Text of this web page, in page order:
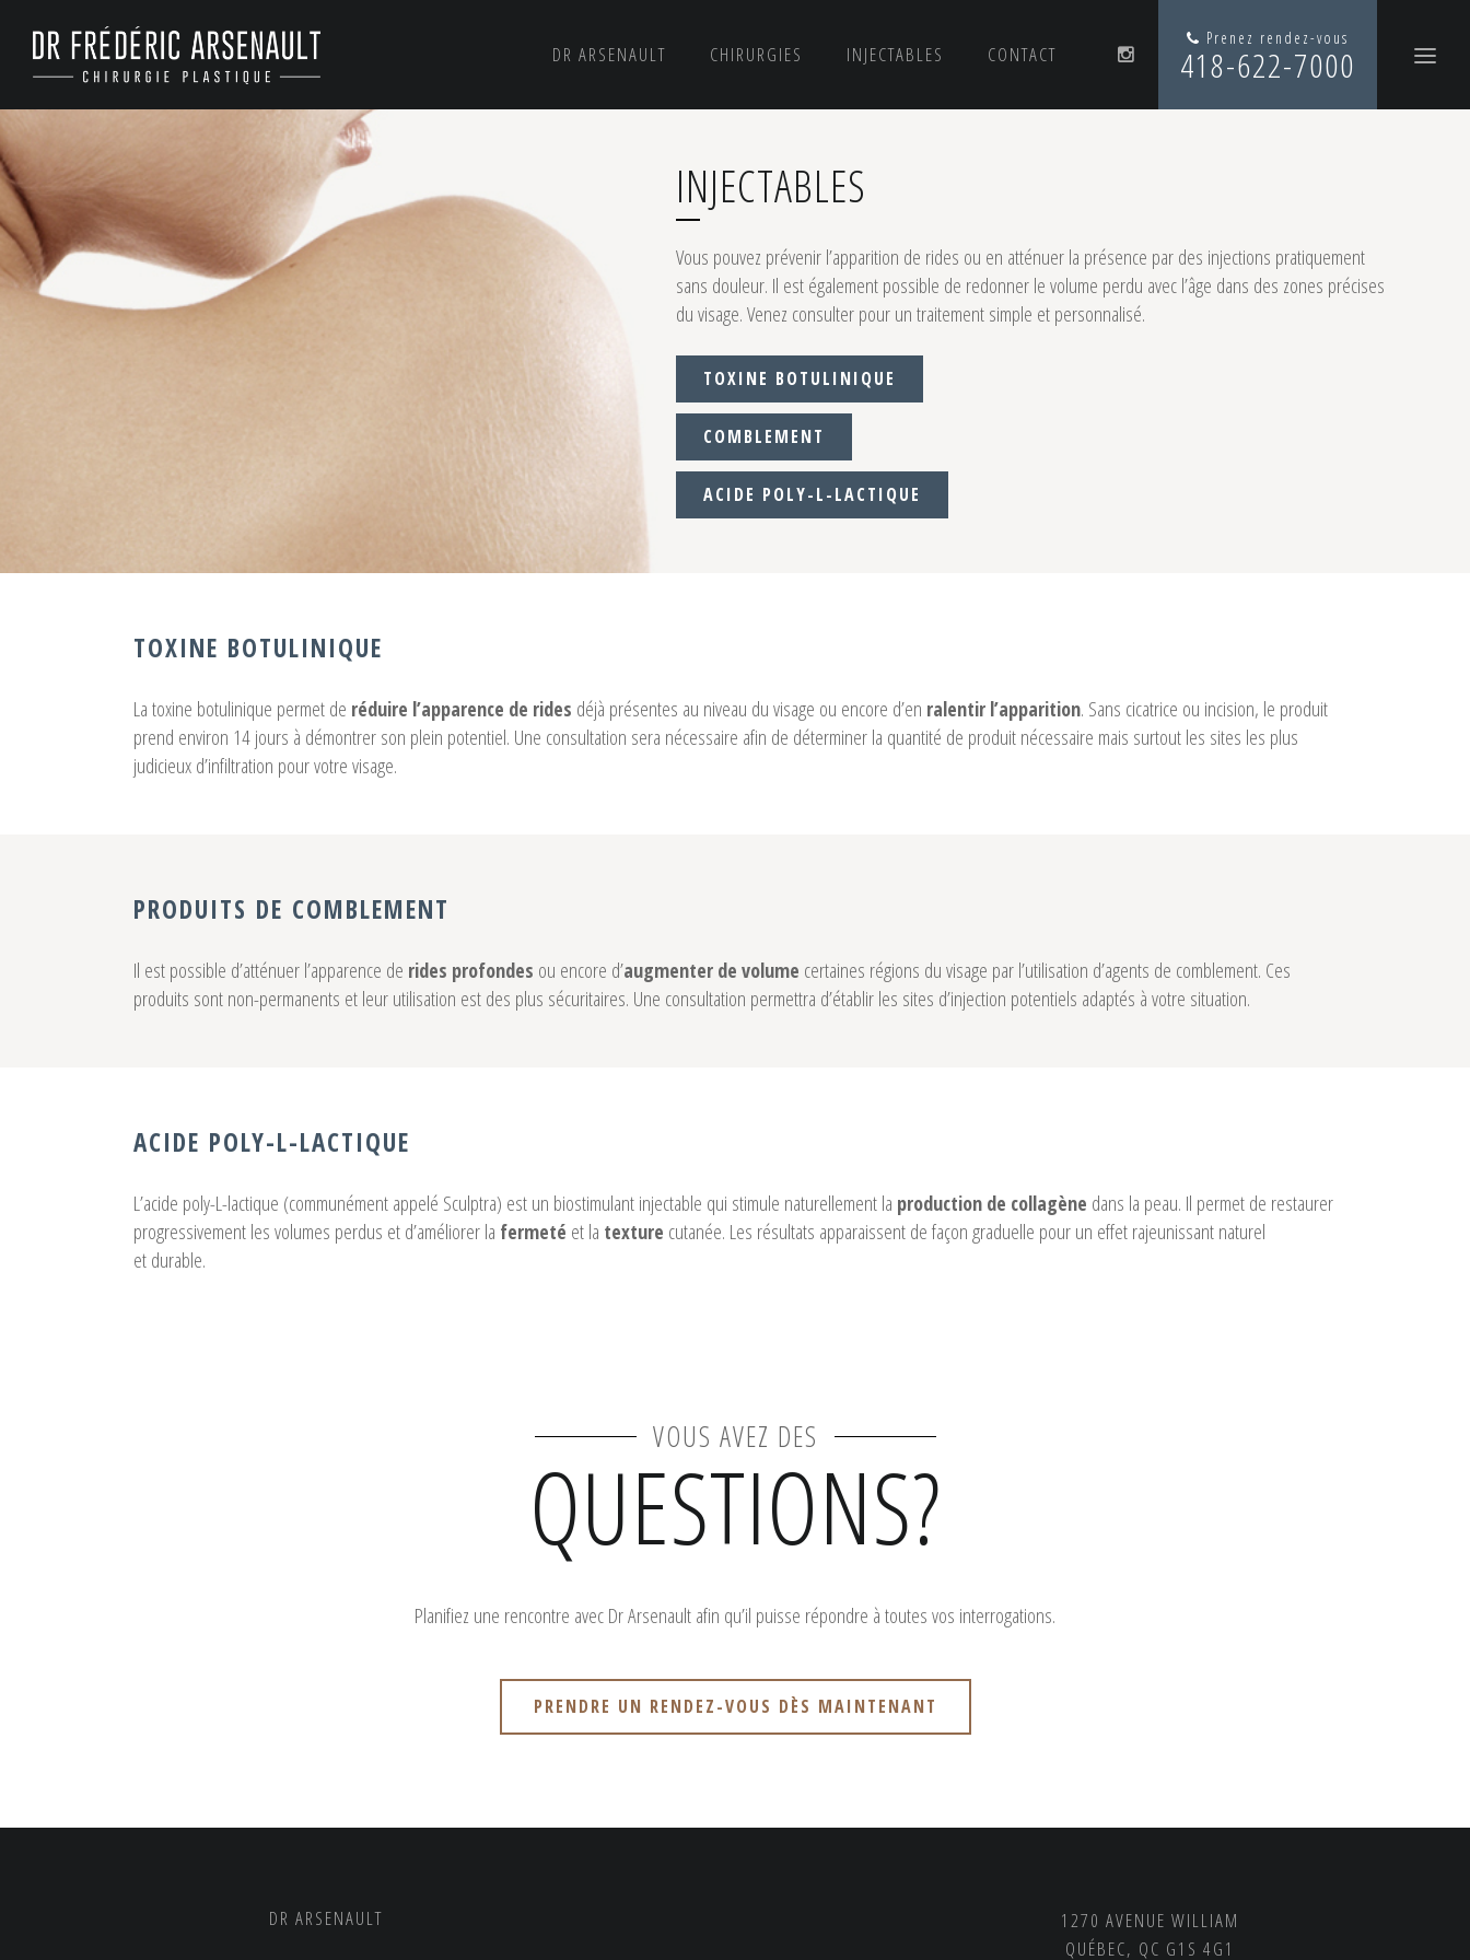
DR ARSENAULT CHIRURGIES
AUGMENTATION MAMMAIRE
REDRAPAGE MAMMAIRE
ABDOMINOPLASTIE
LIPOSUCCION
INJECTABLES CONTACT
Prenez rendez-vous
418-622-7000
INJECTABLES
Vous pouvez prévenir l’apparition de rides ou en atténuer la présence par des injections pratiquement
sans douleur. Il est également possible de redonner le volume perdu avec l’âge dans des zones précises
du visage. Venez consulter pour un traitement simple et personnalisé.
TOXINE BOTULINIQUE
COMBLEMENT
ACIDE POLY-L-LACTIQUE
TOXINE BOTULINIQUE
La toxine botulinique permet de réduire l’apparence de rides déjà présentes au niveau du visage ou encore d’en ralentir l’apparition. Sans cicatrice ou incision, le produit
prend environ 14 jours à démontrer son plein potentiel. Une consultation sera nécessaire afin de déterminer la quantité de produit nécessaire mais surtout les sites les plus
judicieux d’infiltration pour votre visage.
PRODUITS DE COMBLEMENT
Il est possible d’atténuer l’apparence de rides profondes ou encore d’augmenter de volume certaines régions du visage par l’utilisation d’agents de comblement. Ces
produits sont non-permanents et leur utilisation est des plus sécuritaires. Une consultation permettra d’établir les sites d’injection potentiels adaptés à votre situation.
ACIDE POLY-L-LACTIQUE
L’acide poly-L-lactique (communément appelé Sculptra) est un biostimulant injectable qui stimule naturellement la production de collagène dans la peau. Il permet de restaurer
progressivement les volumes perdus et d’améliorer la fermeté et la texture cutanée. Les résultats apparaissent de façon graduelle pour un effet rajeunissant naturel
et durable.
VOUS AVEZ DES
QUESTIONS?
Planifiez une rencontre avec Dr Arsenault afin qu’il puisse répondre à toutes vos interrogations.
PRENDRE UN RENDEZ-VOUS DÈS MAINTENANT
DR ARSENAULT
1270 AVENUE WILLIAM
QUÉBEC, QC G1S 4G1